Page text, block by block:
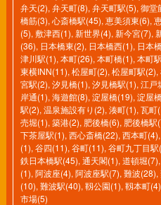
弁天(2), 弁天町(8), 弁天町駅(5), 御堂
橋筋(3), 心斎橋駅(45), 恵美須東(6),
(5), 敷津西(1), 新世界(4), 新今宮(7),
(36), 日本橋東(2), 日本橋西(1), 日本
津川駅(1), 本町(26), 本町橋(1), 本町
東横INN(11), 松屋町(2), 松屋町駅(2),
宮駅(2), 汐見橋(1), 汐見橋駅(1), 江戸
岸通(1), 海遊館(8), 淀屋橋(19), 淀屋
駅(2), 温泉施設有り(2), 湊町(1), 瓦町
売堀(1), 築港(2), 肥後橋(6), 肥後橋駅
下茶屋駅(1), 西心斎橋(22), 西本町(4),
(1), 谷四(11), 谷町(11), 谷町九丁目駅
鉄日本橋駅(45), 通天閣(1), 道頓堀(7),
(1), 阿波座(4), 阿波座駅(7), 難波(28),
(10), 難波駅(40), 靱公園(1), 靱本町(4)
市場(5)